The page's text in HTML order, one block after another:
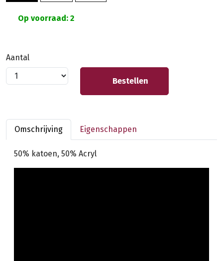
Op voorraad: 2
Aantal
Bestellen
Omschrijving Eigenschappen
50% katoen, 50% Acryl